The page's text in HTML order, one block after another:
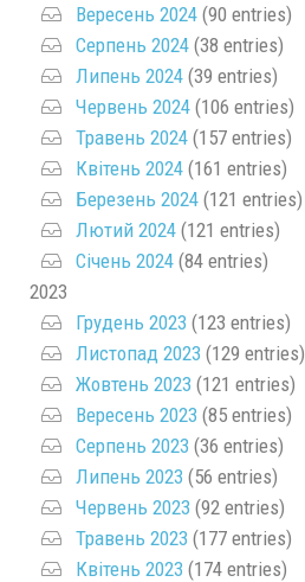
Вересень 2024 (90 entries)
Серпень 2024 (38 entries)
Липень 2024 (39 entries)
Червень 2024 (106 entries)
Травень 2024 (157 entries)
Квітень 2024 (161 entries)
Березень 2024 (121 entries)
Лютий 2024 (121 entries)
Січень 2024 (84 entries)
2023
Грудень 2023 (123 entries)
Листопад 2023 (129 entries)
Жовтень 2023 (121 entries)
Вересень 2023 (85 entries)
Серпень 2023 (36 entries)
Липень 2023 (56 entries)
Червень 2023 (92 entries)
Травень 2023 (177 entries)
Квітень 2023 (174 entries)